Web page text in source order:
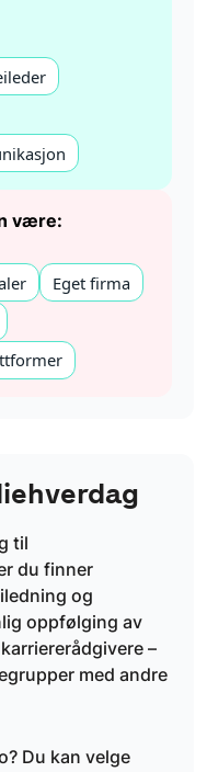
være:
Eget firma
til
du finner
og
oppfølging av
–
med andre
Du kan velge